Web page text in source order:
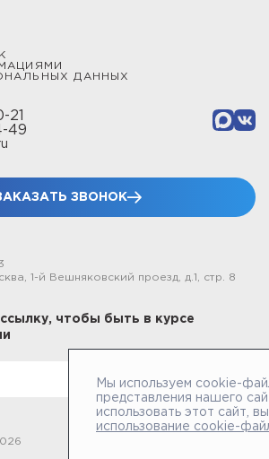
ДАННЫХ
49
ЗВОНОК
1-й Вешняковский проезд, д.1, стр. 8
чтобы быть в курсе
Мы используем cookie-
представления нашего
использовать этот сайт,
использование cookie-